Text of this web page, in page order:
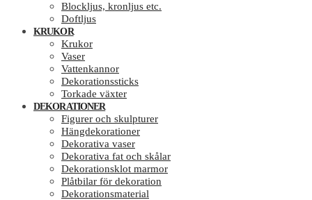
Blockljus, kronljus etc.
Doftljus
KRUKOR
Krukor
Vaser
Vattenkannor
Dekorationssticks
Torkade växter
DEKORATIONER
Figurer och skulpturer
Hängdekorationer
Dekorativa vaser
Dekorativa fat och skålar
Dekorationsklot marmor
Plåtbilar för dekoration
Dekorationsmaterial